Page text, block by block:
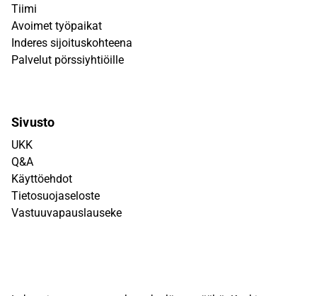
Tiimi
Avoimet työpaikat
Inderes sijoituskohteena
Palvelut pörssiyhtiöille
Sivusto
UKK
Q&A
Käyttöehdot
Tietosuojaseloste
Vastuuvapauslauseke